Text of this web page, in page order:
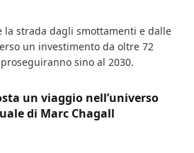
la strada dagli smottamenti e dalle
un investimento da oltre 72
sino al 2030.
un viaggio nell’universo
di Marc Chagall